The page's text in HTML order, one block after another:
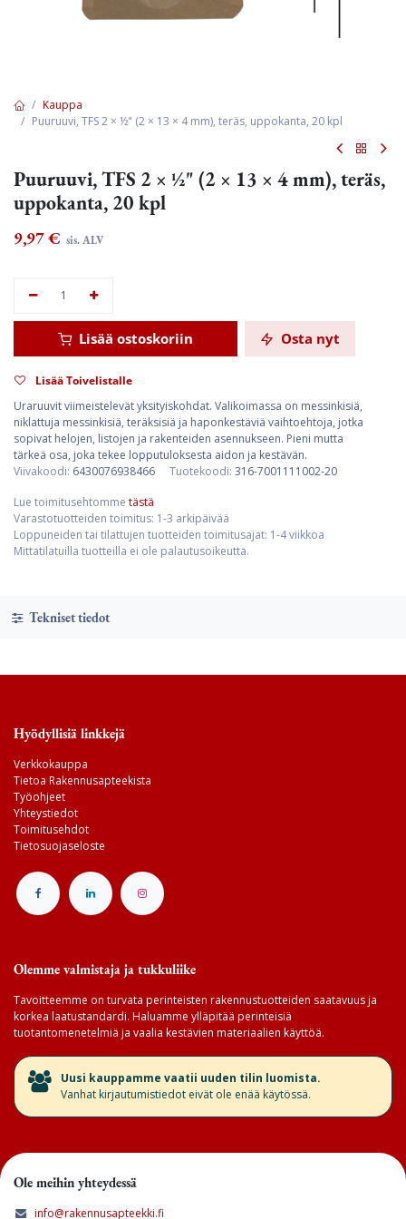
Kauppa
Puuruuvi, TFS 2 × ½" (2 × 13 × 4 mm), teräs, uppokanta, 20 kpl
Puuruuvi, TFS 2 × ½" (2 × 13 × 4 mm), teräs,
uppokanta, 20 kpl
9,97€ sis. ALV
Lisää ostoskoriin Osta nyt
Lisää Toivelistalle
Uraruuvit viimeistelevät yksityiskohdat. Valikoimassa on messinkisiä,
niklattuja messinkisiä, teräksisiä ja haponkestäviä vaihtoehtoja, jotka
sopivat helojen, listojen ja rakenteiden asennukseen. Pieni mutta
tärkeä osa, joka tekee lopputuloksesta aidon ja kestävän.
Viivakoodi: 6430076938466 Tuotekoodi: 316-7001111002-20
Lue toimitusehtomme tästä
Varastotuotteiden toimitus: 1-3 arkipäivää
Loppuneiden tai tilattujen tuotteiden toimitusajat: 1-4 viikkoa
Mittatilatuilla tuotteilla ei ole palautusoikeutta.
Tekniset tiedot
Hyödyllisiä linkkejä
Verkkokauppa
Tietoa Rakennusapteekista
Työohjeet
Yhteystiedot
Toimitusehdot
Tietosuojaseloste
Olemme valmistaja ja tukkuliike
Tavoitteemme on turvata perinteisten rakennustuotteiden saatavuus ja
korkea laatustandardi. Haluamme ylläpitää perinteisiä
tuotantomenetelmiä ja vaalia kestävien materiaalien käyttöä.
​Uusi kauppamme vaatii uuden tilin luomista.
Vanhat kirjautumistiedot eivät ole enää käytössä.
Ole meihin yhteydessä
info@rakennusapteekki.fi